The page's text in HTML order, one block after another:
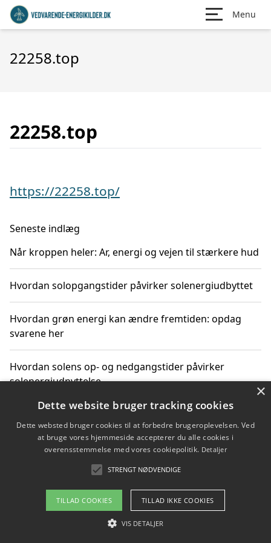
Menu
22258.top
22258.top
https://22258.top/
Seneste indlæg
Når kroppen heler: Ar, energi og vejen til stærkere hud
Hvordan solopgangstider påvirker solenergiudbyttet
Hvordan grøn energi kan ændre fremtiden: opdag
svarene her
Hvordan solens op- og nedgangstider påvirker
solenergiudnyttelse
Hvordan du får svar på energispørgsmål om
vedvarende energikilder
Om / kontakt
Blog Betingelser
×
Dette website bruger tracking cookies
Dette websted bruger cookies til at forbedre brugeroplevelsen. Ved
at bruge vores hjemmeside accepterer du alle cookies i
overensstemmelse med vores cookiepolitik. Detaljer
STRENGT NØDVENDIGE
TILLAD COOKIES TILLAD IKKE COOKIES
VIS DETALJER